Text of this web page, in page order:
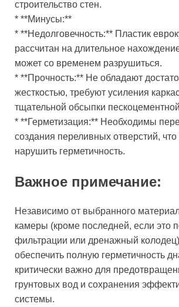
строительство стен.
* **Минусы:**
* **Недолговечность:** Пластик
рассчитан на длительное
может со временем разрушиться.
* **Прочность:** Не обладают
жесткостью, требуют усиления
тщательной обсыпки
* **Герметизация:** Необходимы
создания переливных отверстий,
нарушить герметичность.
Важное примечание:
Независимо от выбранного
камеры (кроме последней, если это
фильтрации или дренажный
обеспечить полную герметичность
критически важно для
грунтовых вод и сохранения
системы.